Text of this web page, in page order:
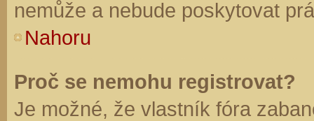
nemůže a nebude poskytovat
Nahoru
Proč se nemohu registrovat?
Je možné, že vlastník fóra